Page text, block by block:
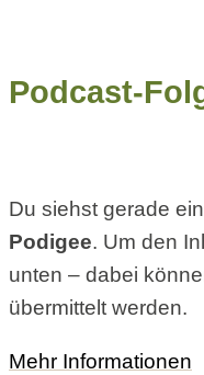
Podcast-
Du siehst gerade
Podigee. Um den
unten – dabei
übermittelt werden.
Mehr Informationen